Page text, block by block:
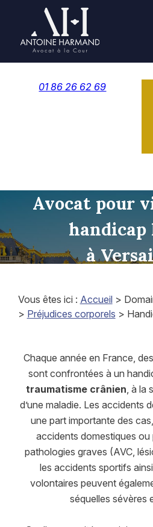
01 86 26 62 69
Avocat pour
handicap
à
Vous êtes ici : Accueil>
> Préjudices corporels >
Chaque année en France,
sont confrontées à un
traumatisme crânien , à
d’une maladie. Les accidents
une part importante des
accidents domestiques ou
pathologies graves (AVC,
les accidents sportifs
volontaires peuvent
séquelles sévères
Panneau de gestion des cookies